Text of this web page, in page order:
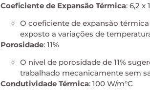
Coeficiente de Expansão Térmica: 6,2 x
O coeficiente de expansão
exposto a variações de
Porosidade: 11%
O nível de porosidade de 11%
trabalhado mecanicamente sem
Condutividade Térmica: 100 W/m°C